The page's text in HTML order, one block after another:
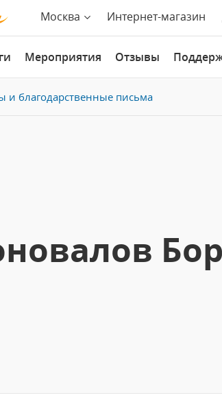
Москва Интернет-магазин
Мероприятия Отзывы
и благодарственные письма